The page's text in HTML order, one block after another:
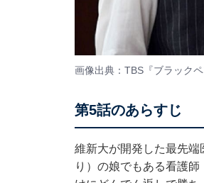
画像出典：TBS『ブラックペ
第5話のあらすじ
維新大が開発した最先端
り）の娘でもある看護